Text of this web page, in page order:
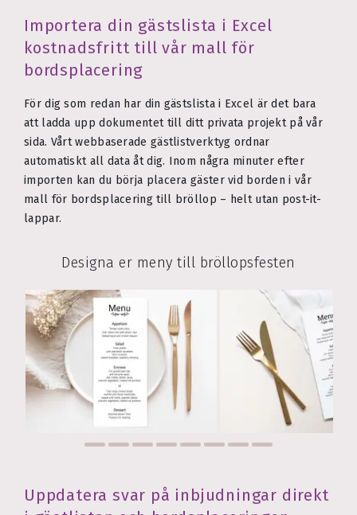
Importera din gästslista i Excel
kostnadsfritt till vår mall för
bordsplacering
För dig som redan har din gästslista i Excel är det bara
att ladda upp dokumentet till ditt privata projekt på vår
sida. Vårt webbaserade gästlistverktyg ordnar
automatiskt all data åt dig. Inom några minuter efter
importen kan du börja placera gäster vid borden i vår
mall för bordsplacering till bröllop – helt utan post-it-
lappar.
Designa er meny till bröllopsfesten
Uppdatera svar på inbjudningar direkt